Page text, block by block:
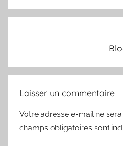
Laisser un commentaire
Votre adresse e-mail ne
champs obligatoires sont